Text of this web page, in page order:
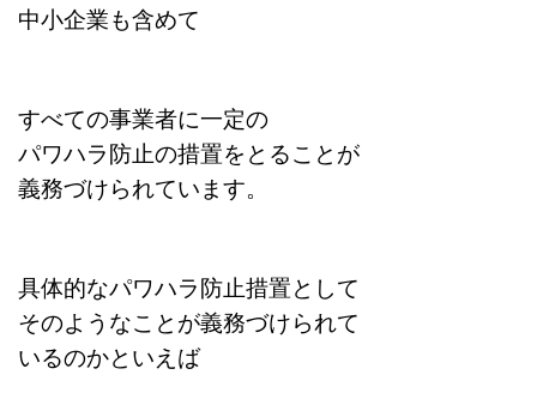
中小企業も含めて
すべての事業者に一定の
パワハラ防止の措置をとることが
義務づけられています。
具体的なパワハラ防止措置として
そのようなことが義務づけられて
いるのかといえば